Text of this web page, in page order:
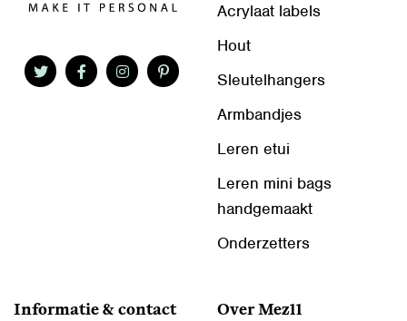
Acrylaat labels
Hout
Sleutelhangers
Armbandjes
Leren etui
Leren mini bags
handgemaakt
Onderzetters
Informatie & contact Over Mez11